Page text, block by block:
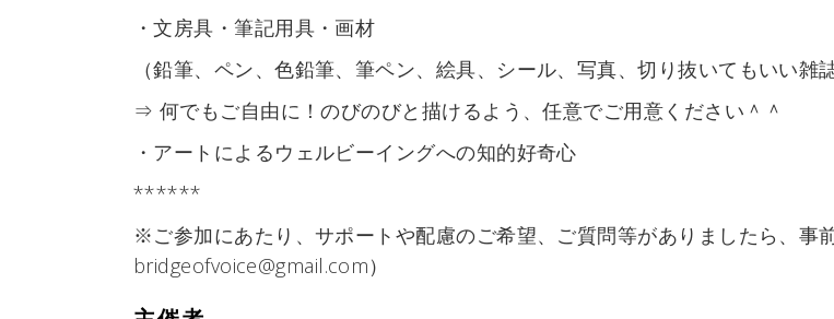
・文房具・筆記用具・画材
（鉛筆、ペン、色鉛筆、筆ペン、絵具、シール、写真、切り抜いてもいい雑
⇒ 何でもご自由に！のびのびと描けるよう、任意でご用意ください＾＾
・アートによるウェルビーイングへの知的好奇心
******
※ご参加にあたり、サポートや配慮のご希望、ご質問等がありましたら、事
bridgeofvoice@gmail.com）